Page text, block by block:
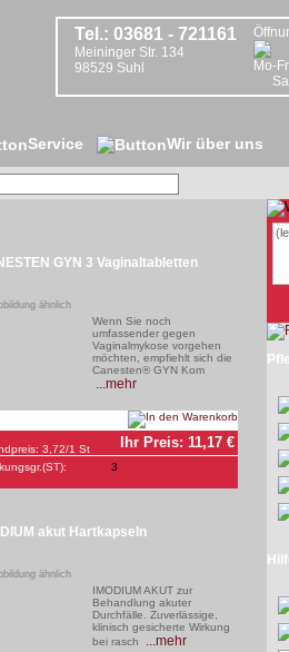
Tel.: 03681 - 721161
Meininger Str. 134
98529 Suhl Mo-
Service
Wir über uns
GYN 3 Vaginaltabletten
ähnlich
Wenn Sie noch
umfassender gegen
Vaginalmykose vorgehen
möchten, empfiehlt sich die
Canesten® GYN Kom
...mehr
3,72/1 St Ihr Preis: 11,17 €
ST): 3
akut Hartkapseln
IMODIUM AKUT zur
Behandlung akuter
Durchfälle. Zuverlässige,
klinisch gesicherte Wirkung
bei rasch
...mehr